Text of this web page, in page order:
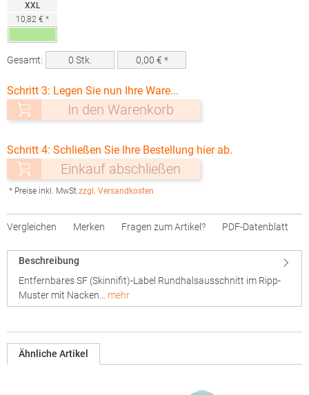
XXL
10,82 € *
Gesamt: 0 Stk. 0,00 € *
Schritt 3: Legen Sie nun Ihre Ware...
In den Warenkorb
Schritt 4: Schließen Sie Ihre Bestellung hier ab.
Einkauf abschließen
* Preise inkl. MwSt.zzgl. Versandkosten
Vergleichen Merken Fragen zum Artikel? PDF-Datenblatt
Beschreibung
Entfernbares SF (Skinnifit)-Label Rundhalsausschnitt im Ripp-
Muster mit Nacken… mehr
Ähnliche Artikel